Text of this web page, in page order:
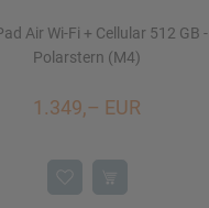
Air Wi-Fi + Cellular 512 GB -
Polarstern (M4)
1.349,– EUR